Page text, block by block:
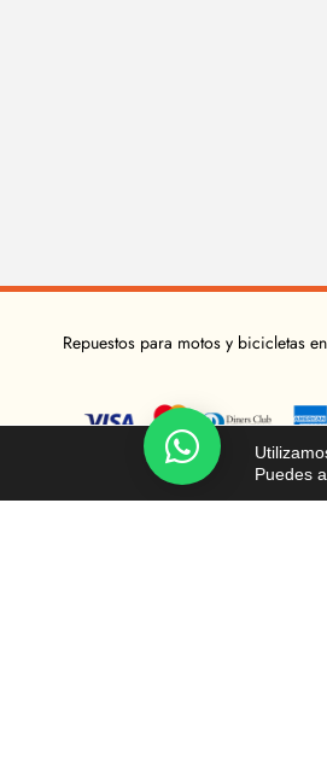
Repuestos para motos y bicicletas
Puedes
Chatea!